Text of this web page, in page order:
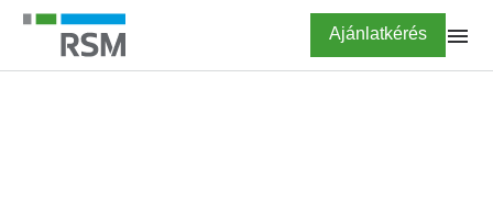
Ugrás
tartalomra
Highlighted
Ajánlatkérés